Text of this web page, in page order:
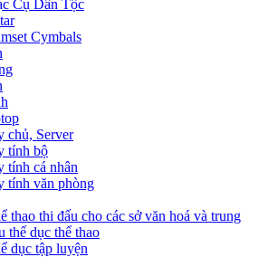
Cụ Dân Tộc
Cymbals
chủ, Server
tính bộ
tính cá nhân
tính văn phòng
thao thi đấu cho các sở văn hoá và trung
thể dục thể thao
dục tập luyện